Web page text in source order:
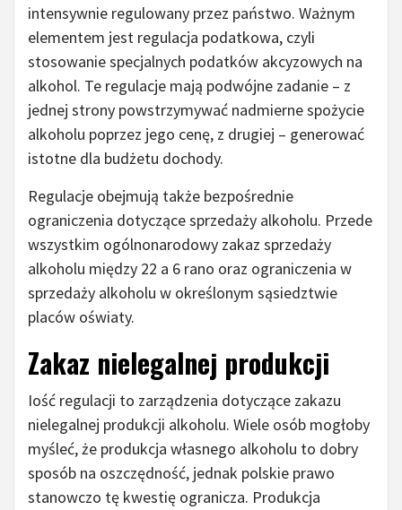
intensywnie regulowany przez państwo. Ważnym
elementem jest regulacja podatkowa, czyli
stosowanie specjalnych podatków akcyzowych na
alkohol. Te regulacje mają podwójne zadanie – z
jednej strony powstrzymywać nadmierne spożycie
alkoholu poprzez jego cenę, z drugiej – generować
istotne dla budżetu dochody.
Regulacje obejmują także bezpośrednie
ograniczenia dotyczące sprzedaży alkoholu. Przede
wszystkim ogólnonarodowy zakaz sprzedaży
alkoholu między 22 a 6 rano oraz ograniczenia w
sprzedaży alkoholu w określonym sąsiedztwie
placów oświaty.
Zakaz nielegalnej produkcji
Iość regulacji to zarządzenia dotyczące zakazu
nielegalnej produkcji alkoholu. Wiele osób mogłoby
myśleć, że produkcja własnego alkoholu to dobry
sposób na oszczędność, jednak polskie prawo
stanowczo tę kwestię ogranicza. Produkcja